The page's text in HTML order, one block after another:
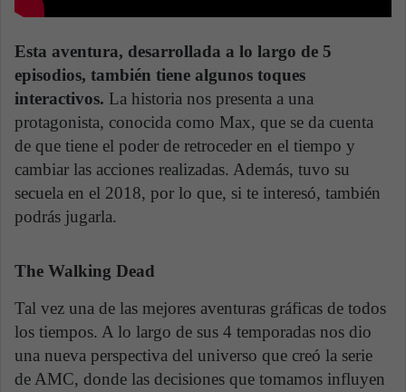
Esta aventura, desarrollada a lo largo de 5
episodios, también tiene algunos toques
interactivos. La historia nos presenta a una
protagonista, conocida como Max, que se da cuenta
de que tiene el poder de retroceder en el tiempo y
cambiar las acciones realizadas. Además, tuvo su
secuela en el 2018, por lo que, si te interesó, también
podrás jugarla.
The Walking Dead
Tal vez una de las mejores aventuras gráficas de todos
los tiempos. A lo largo de sus 4 temporadas nos dio
una nueva perspectiva del universo que creó la serie
de AMC, donde las decisiones que tomamos influyen